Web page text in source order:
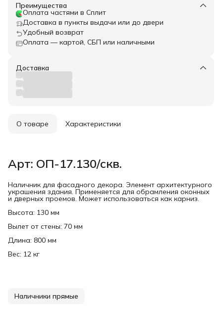
Преимущества
Оплата частями в Сплит
Доставка в пункты выдачи или до двери
Удобный возврат
Оплата — картой, СБП или наличными
Доставка
О товаре Характеристики
Арт: ОП-17.130/скв.
Наличник для фасадного декора. Элемент архитектурного
украшения здания. Применяется для обрамления оконных
и дверных проемов. Может использоваться как карниз.
Высота: 130 мм
Вылет от стены: 70 мм
Длина: 800 мм
Вес: 12 кг
Наличники прямые